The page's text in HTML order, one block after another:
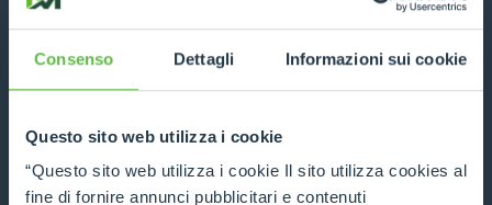
Consenso Dettagli Informazioni sui cookie
Questo sito web utilizza i cookie
“Questo sito web utilizza i cookie Il sito utilizza cookies al
fine di fornire annunci pubblicitari e contenuti
COMPARE